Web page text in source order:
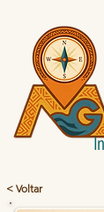
< Voltar